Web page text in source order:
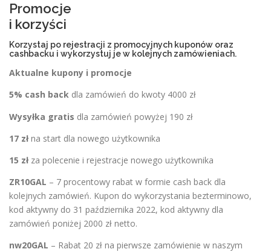
Promocje
i korzyści
Korzystaj po rejestracji z promocyjnych kuponów oraz
cashbacku i wykorzystuj je w kolejnych zamówieniach.
Aktualne kupony i promocje
5% cash back dla zamówień do kwoty 4000 zł
Wysyłka gratis dla zamówień powyżej 190 zł
17 złna start dla nowego użytkownika
15 złza polecenie i rejestracje nowego użytkownika
ZR10GAL – 7 procentowy rabat w formie cash back dla
kolejnych zamówień. Kupon do wykorzystania bezterminowo,
kod aktywny do 31 października 2022, kod aktywny dla
zamówień poniżej 2000 zł netto.
nw20GAL – Rabat 20 zł na pierwsze zamówienie w naszym